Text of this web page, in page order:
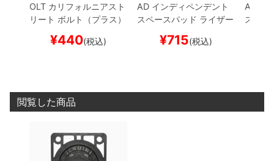
OLT カリフォルニアスト
リート ボルト（プラス）
PHILLIPSBLACK
¥440(税込)
AD インディペンデント
スペースパッド ライザー
S・SUMMIT黒1/8イン
¥715(税込)
AD
スペー
閲覧した商品